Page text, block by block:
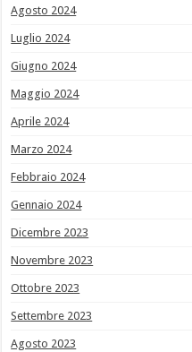
Agosto 2024
Luglio 2024
Giugno 2024
Maggio 2024
Aprile 2024
Marzo 2024
Febbraio 2024
Gennaio 2024
Dicembre 2023
Novembre 2023
Ottobre 2023
Settembre 2023
Agosto 2023